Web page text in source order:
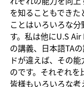
を知ることもでき
ことはいろいろな
す。私は他にU.S
の講義、日本語TA
ドが違えば、その
のです。それぞれを
皆様もいろいろな考